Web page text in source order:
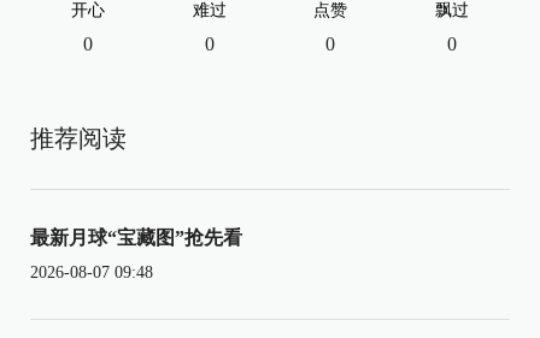
开心
0
难过
0
点赞
0
飘过
0
推荐阅读
最新月球“宝藏图”抢先看
2026-08-07 09:48